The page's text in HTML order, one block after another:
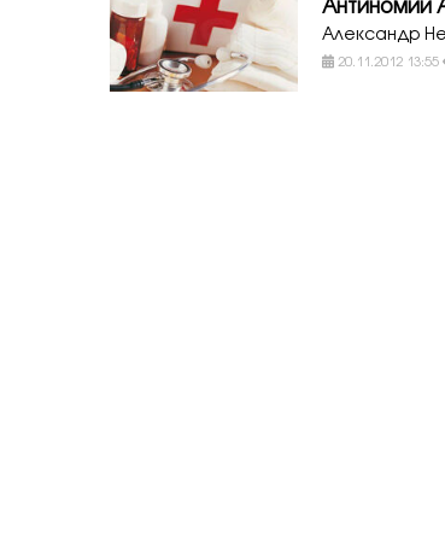
Антиномии
Александр
20.11.2012 13:55